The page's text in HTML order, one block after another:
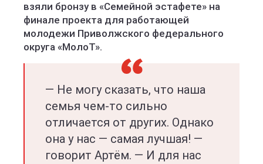
взяли бронзу в «Семейной эстафете» на
финале проекта для работающей
молодежи Приволжского федерального
округа «МолоТ».
— Не могу сказать, что наша
семья чем-то сильно
отличается от других. Однако
она у нас — самая лучшая! —
говорит Артём. — И для нас